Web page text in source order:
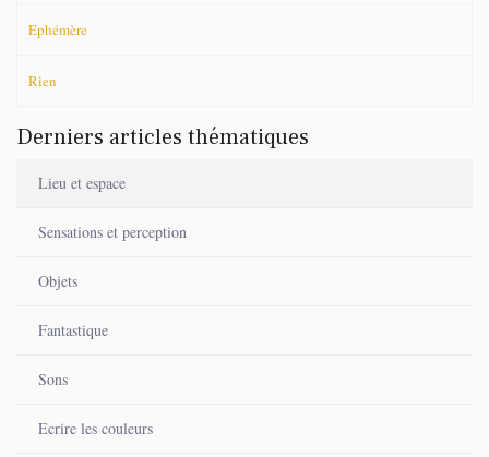
Ephémère
Rien
Derniers articles thématiques
Lieu et espace
Sensations et perception
Objets
Fantastique
Sons
Ecrire les couleurs